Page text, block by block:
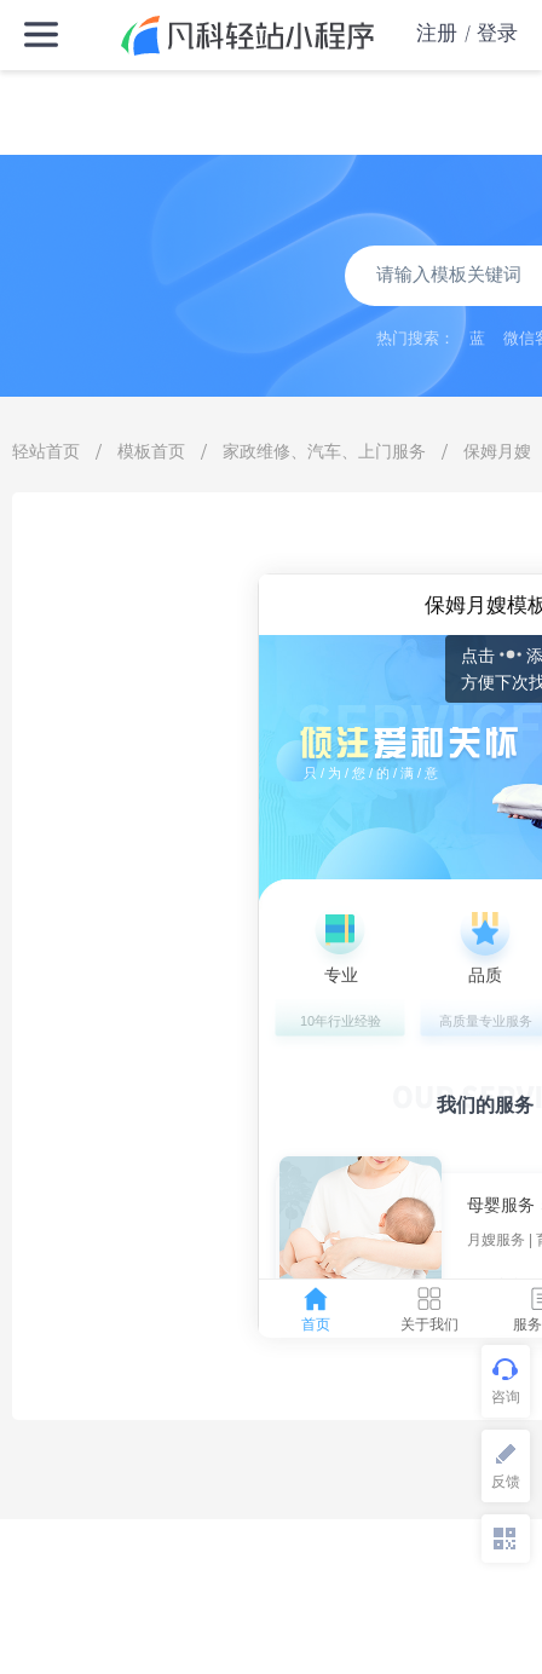
注册 登录
热门搜索： 蓝 微信
轻站首页 / 模板首页 / 家政维修、汽车、上门服务 / 保姆月嫂